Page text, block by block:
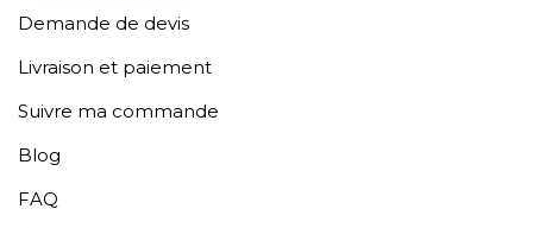
Demande de devis
Livraison et paiement
Suivre ma commande
Blog
FAQ